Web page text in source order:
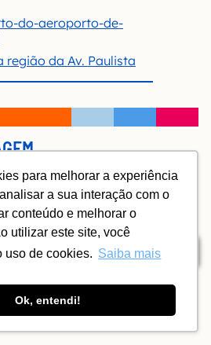
para melhorar a experiência
a sua interação com o
conteúdo e melhorar o
utilizar este site, você
uso de cookies. Saiba mais
Ok, entendi!
Índice
do-aeroporto-de-
região da Av. Paulista
melhores preços no Skyscanner
no Booking
– veja as opções no
na Rentcars em até 10x